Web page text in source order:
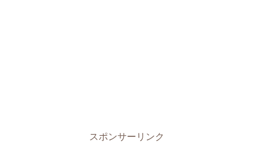
スポンサーリンク